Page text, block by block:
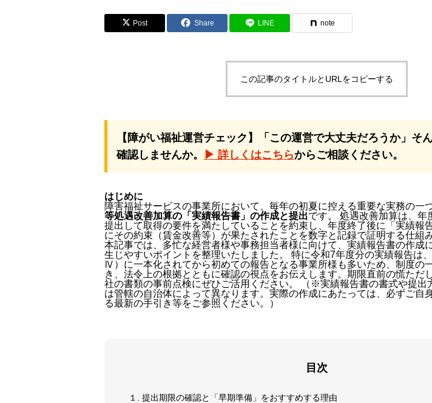
Post Share LINE note
この記事のタイトルとURLをコピーする
【障がい福祉運営チェック】「この運営で大丈夫だろうか」そ
確認しませんか。
▶ 詳しくはこちらからご相談ください。
はじめに
障害福祉サービスの事業所において、毎年の初夏に控える重要な実務の一
等処遇改善加算の「実績報告書」の作成と提出です。 処遇改善加算は、年
提出して取得の要件を満たしていることを約束し、年度終了後に「実績報
にその約束（賃金改善等）が果たされたことを数字と記録で証明する仕組
本記事では、多忙な経営者様や事務担当者様に向けて、実績報告書の作成
生じやすいポイントを整理いたしました。 特に令和7年度分の実績報告は
Ⅳ）に一本化されてから初めての報告となる事業所様も多いため、制度の
き、法令上の根拠とともに確認の視点をお伝えします。期限直前の慌ただ
社の書類の事前点検にぜひご活用ください。 （※実績報告書の書式や提出
は管轄の自治体によって異なります。実際の作成にあたっては、必ずご自
る最新の手引き等をご参照ください。）
目次
１. 提出期限の確認と「早期準備」をおすすめする理由